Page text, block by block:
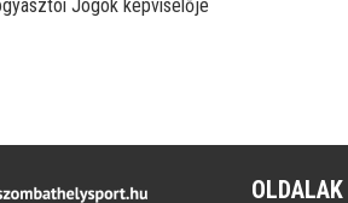
Jogok képviselője
OLDALAK